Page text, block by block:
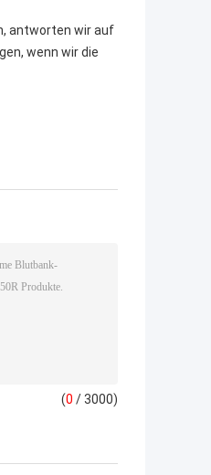
antworten wir auf
wenn wir die
(0 / 3000)